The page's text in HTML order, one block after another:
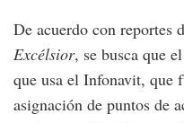
De acuerdo con reportes
Excélsior, se busca que
que usa el Infonavit, que
asignación de puntos de